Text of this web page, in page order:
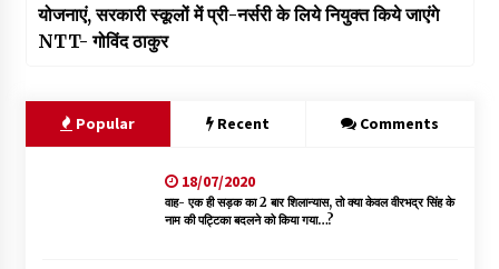
योजनाएं, सरकारी स्कूलों में प्री-नर्सरी के लिये नियुक्त किये जाएंगे
NTT- गोविंद ठाकुर
Popular Recent Comments
18/07/2020
वाह- एक ही सड़क का 2 बार शिलान्यास, तो क्या केवल वीरभद्र सिंह के
नाम की पट्टिका बदलने को किया गया…?